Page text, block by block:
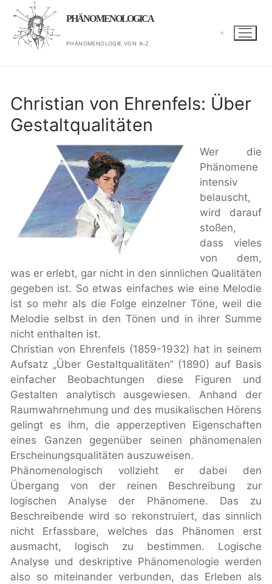
Zum
Inhalt
springen
PHÄNOMENOLOGICA
PHÄNOMENOLOGIE VON A-Z
Christian von Ehrenfels: Über
Gestaltqualitäten
Wer die
Phänomene
intensiv
belauscht,
wird darauf
stoßen,
dass vieles
von dem,
was er erlebt, gar nicht in den sinnlichen Qualitäten
gegeben ist. So etwas einfaches wie eine Melodie
ist so mehr als die Folge einzelner Töne, weil die
Melodie selbst in den Tönen und in ihrer Summe
nicht enthalten ist.
Christian von Ehrenfels (1859-1932) hat in seinem
Aufsatz „Über Gestaltqualitäten“ (1890) auf Basis
einfacher Beobachtungen diese Figuren und
Gestalten analytisch ausgewiesen. Anhand der
Raumwahrnehmung und des musikalischen Hörens
gelingt es ihm, die apperzeptiven Eigenschaften
eines Ganzen gegenüber seinen phänomenalen
Erscheinungsqualitäten auszuweisen.
Phänomenologisch vollzieht er dabei den
Übergang von der reinen Beschreibung zur
logischen Analyse der Phänomene. Das zu
Beschreibende wird so rekonstruiert, das sinnlich
nicht Erfassbare, welches das Phänomen erst
ausmacht, logisch zu bestimmen. Logische
Analyse und deskriptive Phänomenologie werden
also so miteinander verbunden, das Erleben als